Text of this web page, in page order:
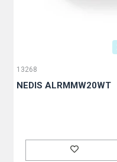
13268
NEDIS ALRMMW20WT